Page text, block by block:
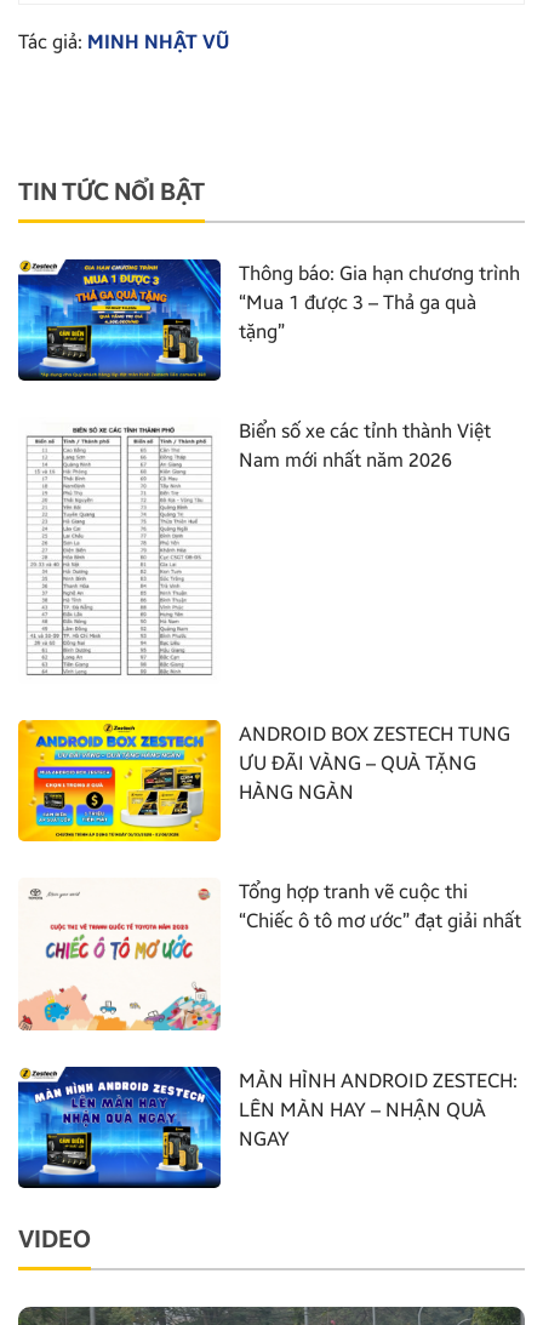
Tác giả: MINH NHẬT VŨ
TIN TỨC NỔI BẬT
Thông báo: Gia hạn chương trình
“Mua 1 được 3 – Thả ga quà
tặng”
Biển số xe các tỉnh thành Việt
Nam mới nhất năm 2026
ANDROID BOX ZESTECH TUNG
ƯU ĐÃI VÀNG – QUÀ TẶNG
HÀNG NGÀN
Tổng hợp tranh vẽ cuộc thi
“Chiếc ô tô mơ ước” đạt giải nhất
MÀN HÌNH ANDROID ZESTECH:
LÊN MÀN HAY – NHẬN QUÀ
NGAY
VIDEO